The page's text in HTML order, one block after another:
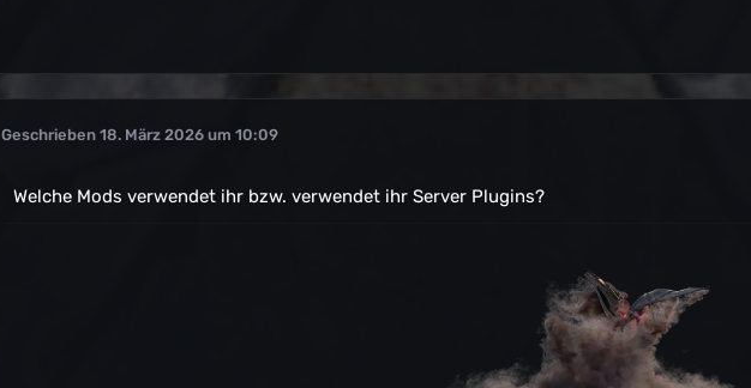
Geschrieben 18. März 2026 um 10:09
Welche Mods verwendet ihr bzw. verwendet ihr Server Plugins?